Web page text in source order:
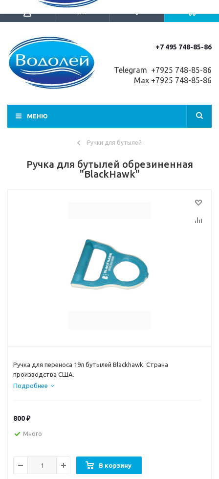
+7 495 748-85-86
Telegram +7925 748-85-86
Max +7925 748-85-86
МЕНЮ
Ручки для бутылей
Ручка для бутылей обрезиненная
"BlackHawk"
Ручка для переноса 19л бутылей Blackhawk. Страна
производства США.
Подробнее
800₽
Много
В корзину